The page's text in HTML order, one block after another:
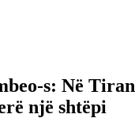
s: Në
një shtëpi